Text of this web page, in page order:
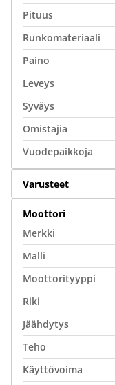
Pituus
Runkomateriaali
Paino
Leveys
Syväys
Omistajia
Vuodepaikkoja
Varusteet
Moottori
Merkki
Malli
Moottorityyppi
Riki
Jäähdytys
Teho
Käyttövoima